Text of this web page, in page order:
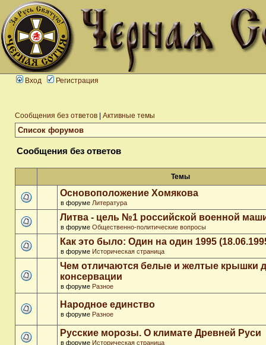
Вход Регистрация
Сообщения без ответов Активные темы
Список форумов
Сообщения без ответов
Темы
Основоположение Хомякова
в форуме Литература
Литва - цель №1 российской военной
в форуме Общественно-политические вопросы
Как это было: Один на один 1995
в форуме Историческая страница
Чем отличаются белые и желтые крышки
консервации
в форуме Разное
Народное единство
в форуме Разное
Русские морозы. О климате Древней Руси
в форуме Историческая страница